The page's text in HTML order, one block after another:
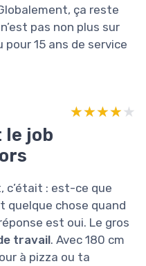
ça reste
pas non plus sur
15 ans de service
job
★★★★★
★★★★★
c’était : est-ce que
chose quand
est oui. Le gros
travail. Avec 180 cm
à pizza ou ta